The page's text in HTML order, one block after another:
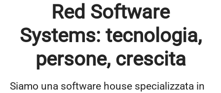
Red Software
Systems: tecnologia,
persone, crescita
Siamo una software house specializzata in